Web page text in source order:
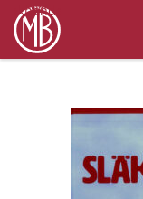
Åland